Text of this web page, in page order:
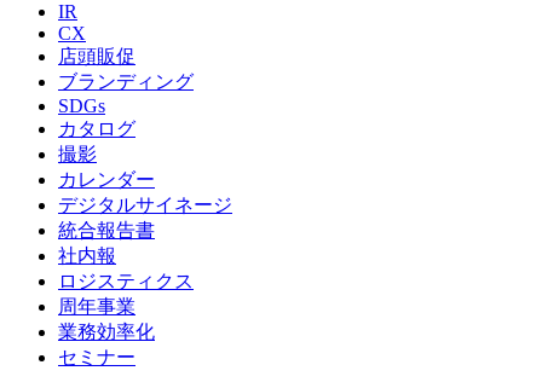
IR
CX
店頭販促
ブランディング
SDGs
カタログ
撮影
カレンダー
デジタルサイネージ
統合報告書
社内報
ロジスティクス
周年事業
業務効率化
セミナー